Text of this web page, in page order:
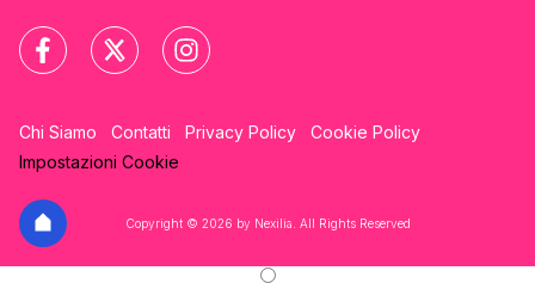
Chi Siamo Contatti Privacy Policy
Cookie Policy
Impostazioni Cookie
Copyright © 2026 by Nexilia. All Rights Reserved